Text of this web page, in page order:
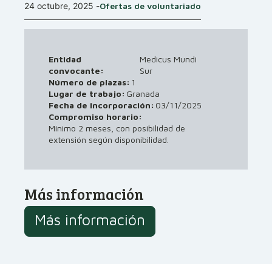
24 octubre, 2025 -Ofertas de voluntariado
Entidad
convocante:
Medicus Mundi
Sur
Número de plazas: 1
Lugar de trabajo: Granada
Fecha de incorporación: 03/11/2025
Compromiso horario:
Mínimo 2 meses, con posibilidad de
extensión según disponibilidad.
Más información
Más información